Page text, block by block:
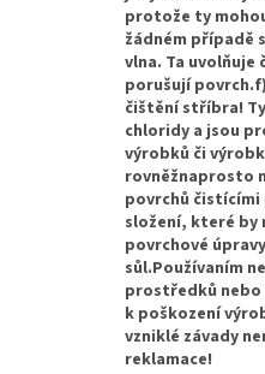
protože ty
žádném případě
vlna. Ta uvolňuje
porušují
čištění stříbra!
chloridy a jsou
výrobků či
rovněžnaprosto
povrchů čistícími
složení, které
povrchové
sůl.Používaním
prostředků nebo
k poškození
vzniklé závady
reklamace!